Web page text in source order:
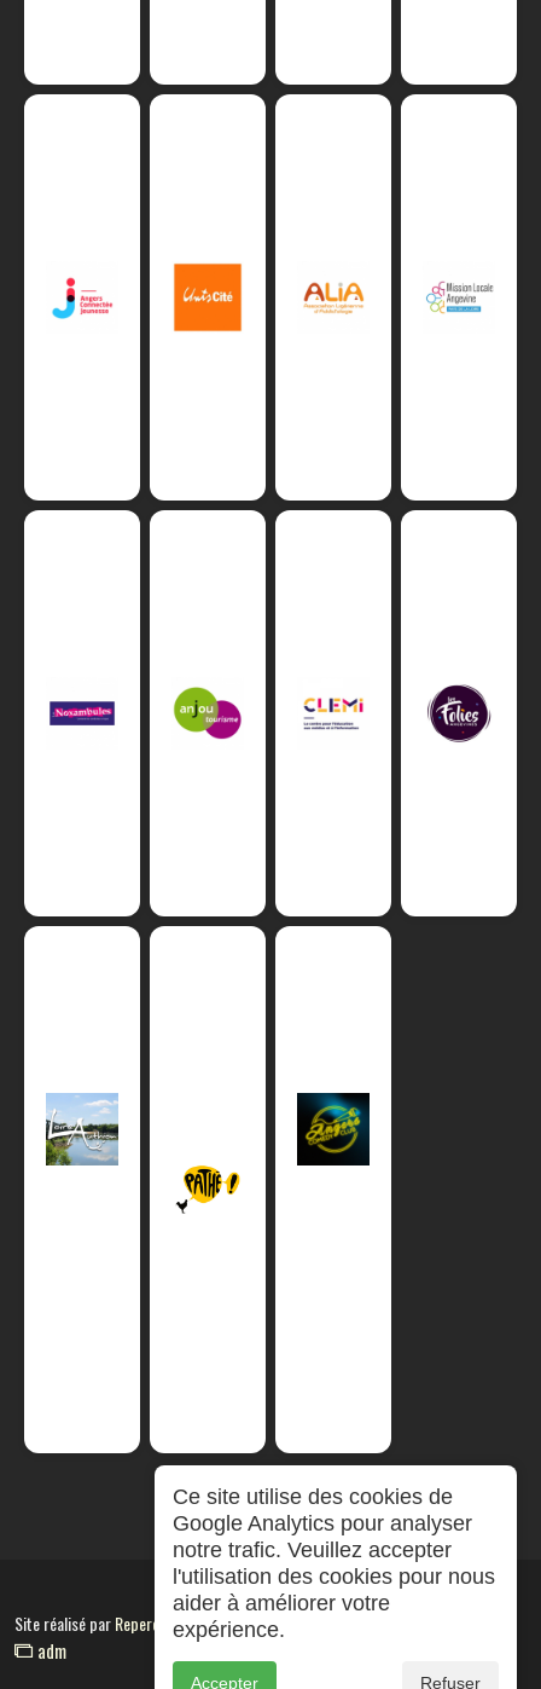
Site réalisé parRepereCom
adm
Ce site utilise des cookies de
Google Analytics pour analyser
notre trafic. Veuillez accepter
l'utilisation des cookies pour nous
aider à améliorer votre
expérience.
Accepter Refuser